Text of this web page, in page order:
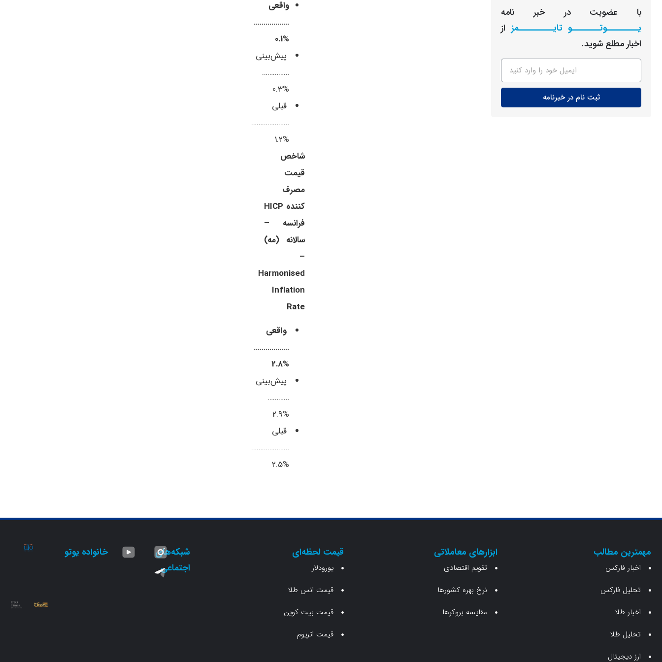
با عضویت در خبر نامه
یـــــــــوتــــــــو تایــــــــــمز از
اخبار مطلع شوید.
ثبت نام در خبرنامه
واقعی
………………
%0.1
پیش‌بینی
……………
%0.3
قبلی
…………………
%1.2
شاخص
قیمت
مصرف
کننده HICP
فرانسه –
سالانه (مه)
–
Harmonised
Inflation
Rate
واقعی
………………
%2.8
پیش‌بینی
…………
%2.9
قبلی
…………………
%2.5
مهمترین مطالب
اخبار فارکس
تحلیل فارکس
اخبار طلا
تحلیل طلا
ارز دیجیتال
ابزارهای معاملاتی
تقویم اقتصادی
نرخ بهره کشورها
مقایسه بروکرها
قیمت لحظه‌ای
یورودلار
قیمت انس طلا
قیمت بیت کوین
قیمت اتریوم
شبکه‌های
اجتماعی
خانواده یوتو